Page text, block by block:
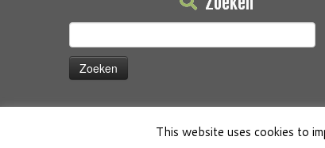
naar:
This website uses cookies to